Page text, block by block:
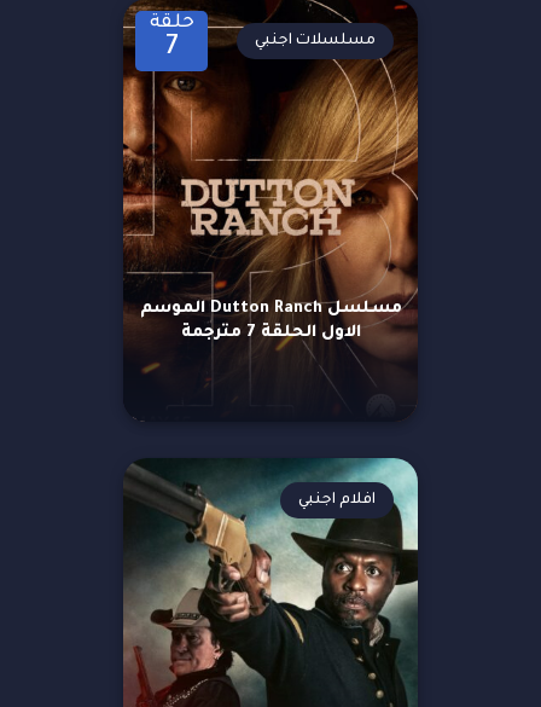
حلقة
7
مسلسل Dutton Ranch الموسم
الاول الحلقة 7 مترجمة
مسلسلات اجنبي
افلام اجنبي